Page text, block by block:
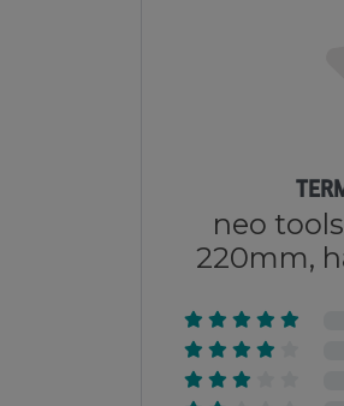
neo
220mm,